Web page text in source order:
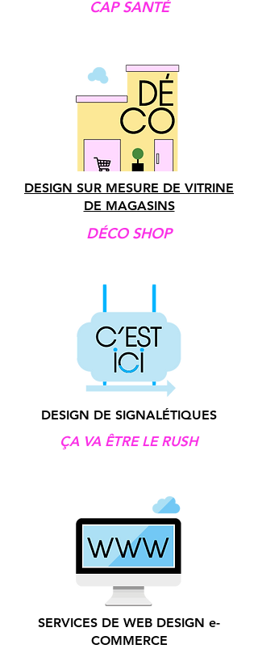
CAP SANTÉ
DESIGN SUR MESURE DE VITRINE
DE MAGASINS
DÉCO SHOP
DESIGN DE SIGNALÉTIQUES
ÇA VA ÊTRE LE RUSH
SERVICES DE WEB DESIGN e-
COMMERCE